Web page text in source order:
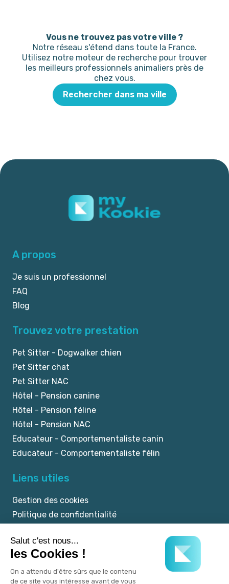
Vous ne trouvez pas votre ville ?
Notre réseau s'étend dans toute la France.
Utilisez notre moteur de recherche pour trouver
les meilleurs professionnels animaliers près de
chez vous.
Rechercher dans ma ville
A propos
Je suis un professionnel
FAQ
Blog
Trouvez votre prestation
Pet Sitter - Dogwalker chien
Pet Sitter chat
Pet Sitter NAC
Hôtel - Pension canine
Hôtel - Pension féline
Hôtel - Pension NAC
Educateur - Comportementaliste canin
Educateur - Comportementaliste félin
Liens utiles
Gestion des cookies
Politique de confidentialité
CGU